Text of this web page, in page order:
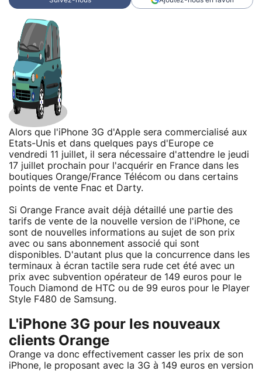
Alors que l'iPhone 3G d'Apple sera commercialisé aux
Etats-Unis et dans quelques pays d'Europe ce
vendredi 11 juillet, il sera nécessaire d'attendre le jeudi
17 juillet prochain pour l'acquérir en France dans les
boutiques Orange/France Télécom ou dans certains
points de vente Fnac et Darty.
Si Orange France avait déjà détaillé une partie des
tarifs de vente de la nouvelle version de l'iPhone, ce
sont de nouvelles informations au sujet de son prix
avec ou sans abonnement associé qui sont
disponibles. D'autant plus que la concurrence dans les
terminaux à écran tactile sera rude cet été avec un
prix avec subvention opérateur de 149 euros pour le
Touch Diamond de HTC ou de 99 euros pour le Player
Style F480 de Samsung.
L'iPhone 3G pour les nouveaux
clients Orange
Orange va donc effectivement casser les prix de son
iPhone, le proposant avec la 3G à 149 euros en version